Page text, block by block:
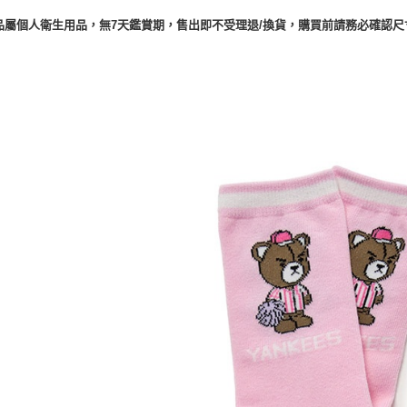
屬個人衛生用品，無7天鑑賞期，售出即不受理退/換貨，購買前請務必確認